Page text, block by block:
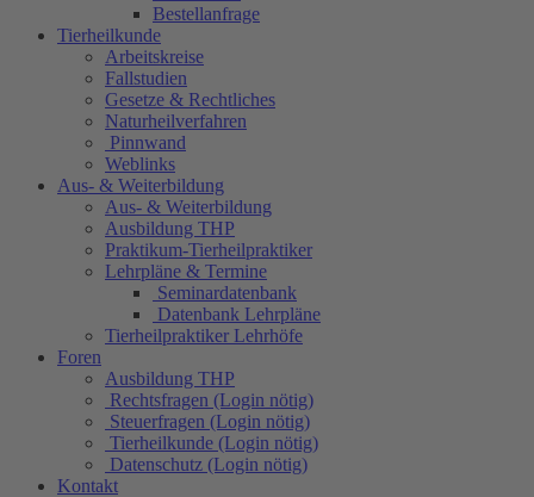
Bestellanfrage
Tierheilkunde
Arbeitskreise
Fallstudien
Gesetze & Rechtliches
Naturheilverfahren
Pinnwand
Weblinks
Aus- & Weiterbildung
Aus- & Weiterbildung
Ausbildung THP
Praktikum-Tierheilpraktiker
Lehrpläne & Termine
Seminardatenbank
Datenbank Lehrpläne
Tierheilpraktiker Lehrhöfe
Foren
Ausbildung THP
Rechtsfragen (Login nötig)
Steuerfragen (Login nötig)
Tierheilkunde (Login nötig)
Datenschutz (Login nötig)
Kontakt